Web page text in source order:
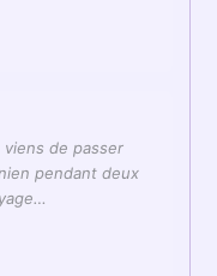
viens de passer
pendant deux